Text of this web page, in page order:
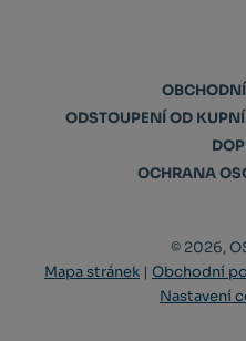
ODSTOUPENÍ OD
OCHRANA
© 2026,
Mapa stránek | Obchodní
Nastavení